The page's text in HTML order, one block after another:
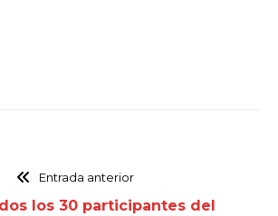
Entrada anterior
los 30 participantes del